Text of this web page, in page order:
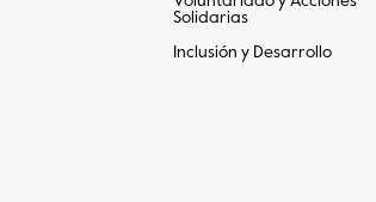
Solidarias
Inclusión y Desarrollo